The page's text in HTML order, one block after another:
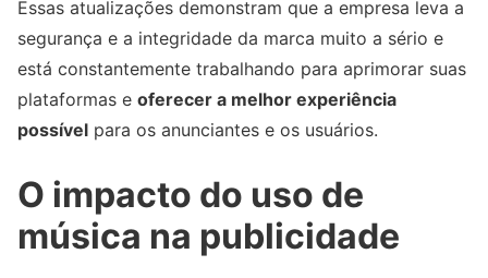
Essas atualizações demonstram que a empresa leva a
segurança e a integridade da marca muito a sério e
está constantemente trabalhando para aprimorar suas
plataformas e oferecer a melhor experiência
possível para os anunciantes e os usuários.
O impacto do uso de
música na publicidade